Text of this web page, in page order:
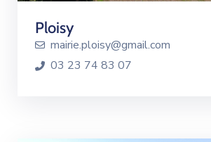
Ploisy
mairie.ploisy@gmail.com
03 23 74 83 07